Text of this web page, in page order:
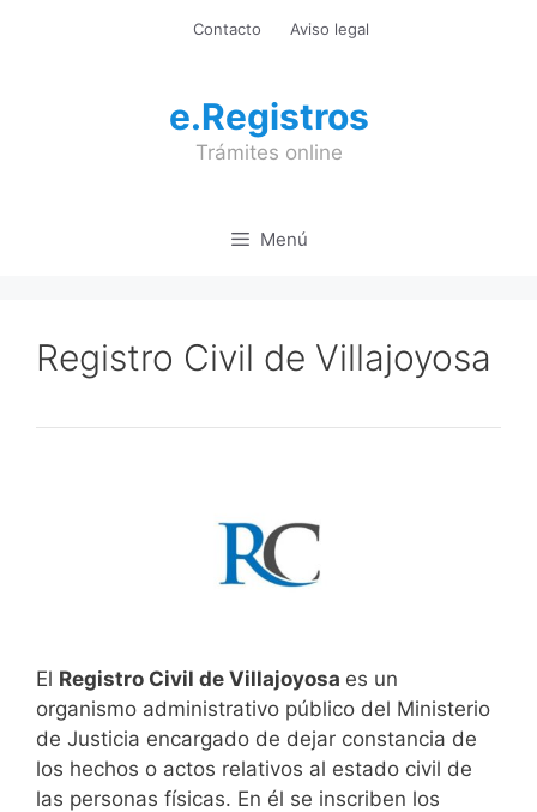
Contacto Aviso legal
e.Registros
Trámites online
Menú
Registro Civil de Villajoyosa
El Registro Civil de Villajoyosa es un
organismo administrativo público del Ministerio
de Justicia encargado de dejar constancia de
los hechos o actos relativos al estado civil de
las personas físicas. En él se inscriben los